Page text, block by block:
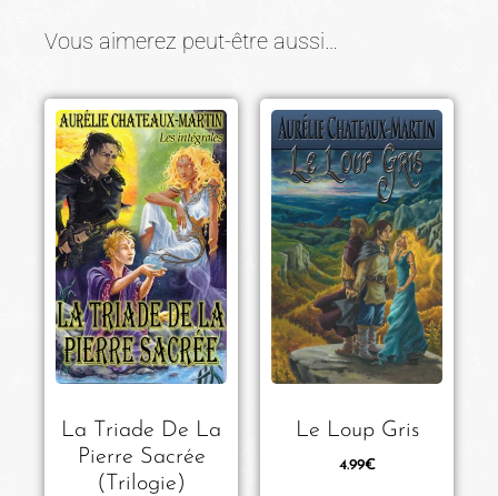
Vous aimerez peut-être aussi…
La Triade De La
Pierre Sacrée
(Trilogie)
Le Loup Gris
4.99€